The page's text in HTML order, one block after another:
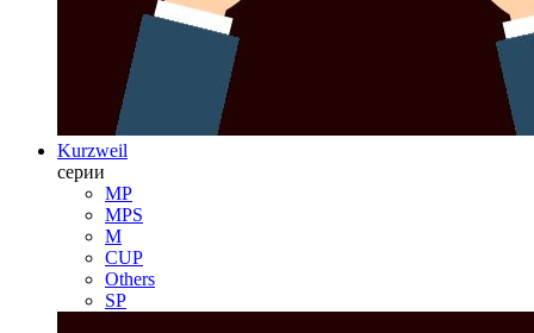
Kurzweil
серии
MP
MPS
M
CUP
Others
SP